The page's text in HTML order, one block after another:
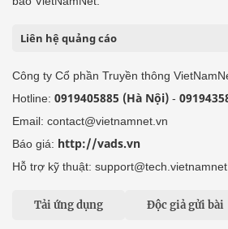
Liên hệ quảng cáo
Công ty Cổ phần Truyền thông
Hotline: 0919405885 (Hà Nội) -
Email: contact@vietnamnet.vn
Báo giá: http://vads.vn
Hỗ trợ kỹ thuật:
Tải ứng dụng Độc giả gửi bài